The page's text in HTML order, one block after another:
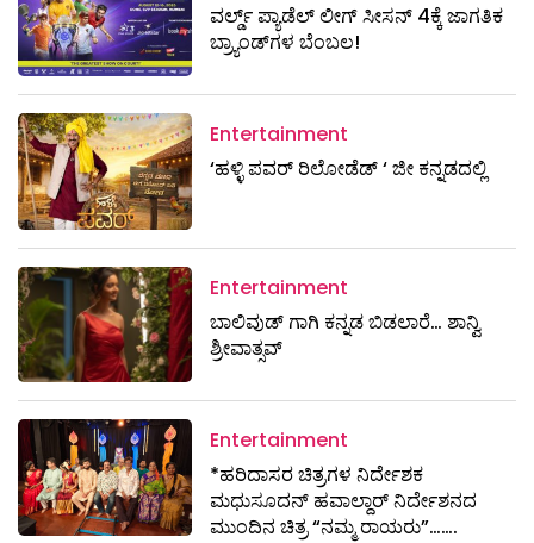
ವರ್ಲ್ಡ್ ಪ್ಯಾಡೆಲ್ ಲೀಗ್ ಸೀಸನ್ 4ಕ್ಕೆ ಜಾಗತಿಕ
ಬ್ರ್ಯಾಂಡ್‌ಗಳ ಬೆಂಬಲ!
Entertainment
‘ಹಳ್ಳಿ ಪವರ್ ರಿಲೋಡೆಡ್ ‘ ಜೀ ಕನ್ನಡದಲ್ಲಿ
Entertainment
ಬಾಲಿವುಡ್ ಗಾಗಿ ಕನ್ನಡ ಬಿಡಲಾರೆ… ಶಾನ್ವಿ
ಶ್ರೀವಾತ್ಸವ್
Entertainment
*ಹರಿದಾಸರ ಚಿತ್ರಗಳ ನಿರ್ದೇಶಕ
ಮಧುಸೂದನ್ ಹವಾಲ್ದಾರ್ ನಿರ್ದೇಶನದ
ಮುಂದಿನ ಚಿತ್ರ “ನಮ್ಮ ರಾಯರು”…….